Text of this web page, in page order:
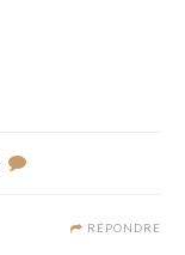
RÉPONDRE